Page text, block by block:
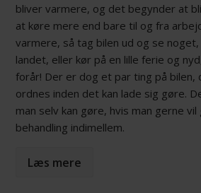
bliver varmere, og det begynder at
at køre mere end bare til og fra
varmere, så tag bilen ud og se
landet, eller kør på en lille ferie og
forår! Der er dog et par ting på bilen,
ordnes inden det kan lade sig gøre.
man selv kan gøre, hvis man gerne
behandling indimellem.
Læs mere